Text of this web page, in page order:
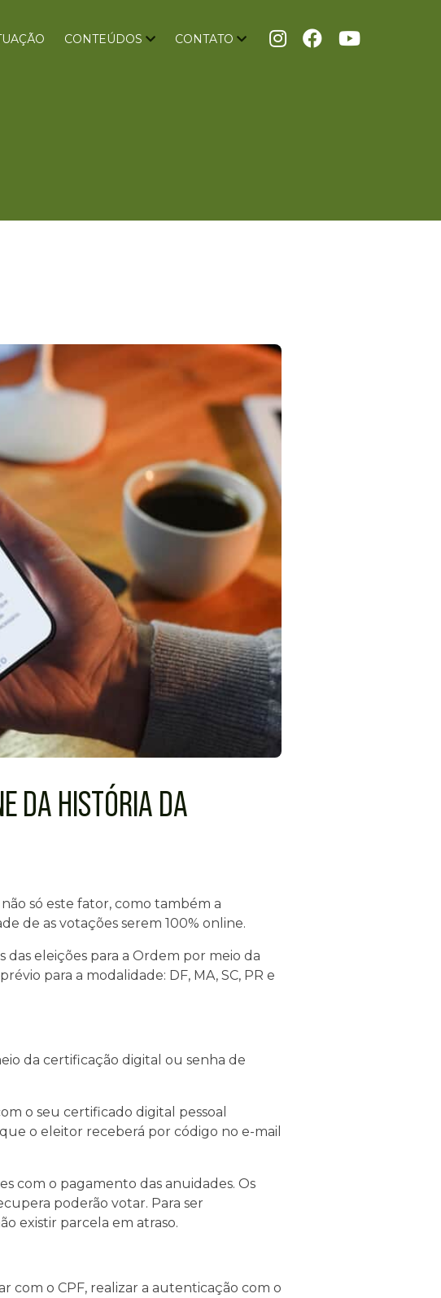
CONTEÚDOS CONTATO
DA HISTÓRIA DA
só este fator, como também a
de as votações serem 100% online.
das eleições para a Ordem por meio da
para a modalidade: DF, MA, SC, PR e
da certificação digital ou senha de
o seu certificado digital pessoal
o eleitor receberá por código no e-mail
com o pagamento das anuidades. Os
poderão votar. Para ser
existir parcela em atraso.
com o CPF, realizar a autenticação com o